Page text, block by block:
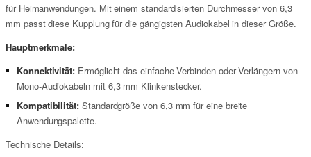
für Heimanwendungen. Mit einem standardisierten Durchmesser von 6,3
mm passt diese Kupplung für die gängigsten Audiokabel in dieser Größe.
Hauptmerkmale:
Konnektivität: Ermöglicht das einfache Verbinden oder Verlängern von
Mono-Audiokabeln mit 6,3 mm Klinkenstecker.
Kompatibilität: Standardgröße von 6,3 mm für eine breite
Anwendungspalette.
Technische Details: